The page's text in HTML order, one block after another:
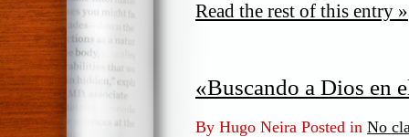
Read the rest of this entry »
«Buscando a Dios en
By Hugo Neira Posted in No